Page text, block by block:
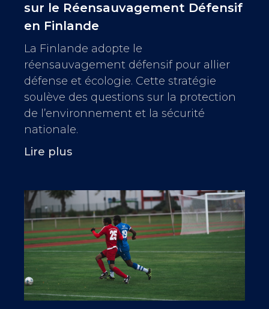
sur le Réensauvagement Défensif
en Finlande
La Finlande adopte le
réensauvagement défensif pour allier
défense et écologie. Cette stratégie
soulève des questions sur la protection
de l’environnement et la sécurité
nationale.
Lire plus